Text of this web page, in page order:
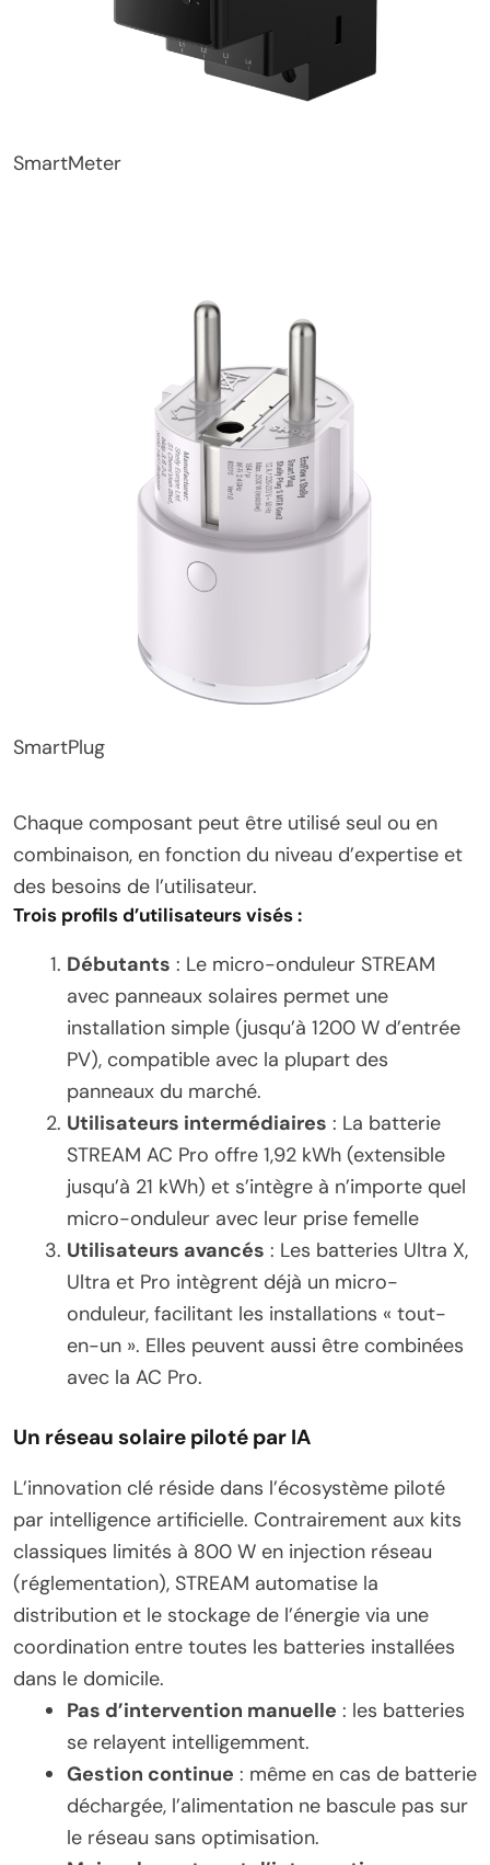
SmartMeter
SmartPlug
Chaque composant peut être utilisé seul ou en
combinaison, en fonction du niveau d’expertise et
des besoins de l’utilisateur.
Trois profils d’utilisateurs visés :
Débutants : Le micro-onduleur STREAM
avec panneaux solaires permet une
installation simple (jusqu’à 1200 W d’entrée
PV), compatible avec la plupart des
panneaux du marché.
Utilisateurs intermédiaires : La batterie
STREAM AC Pro offre 1,92 kWh (extensible
jusqu’à 21 kWh) et s’intègre à n’importe quel
micro-onduleur avec leur prise femelle
Utilisateurs avancés : Les batteries Ultra X,
Ultra et Pro intègrent déjà un micro-
onduleur, facilitant les installations « tout-
en-un ». Elles peuvent aussi être combinées
avec la AC Pro.
Un réseau solaire piloté par IA
L’innovation clé réside dans l’écosystème piloté
par intelligence artificielle. Contrairement aux kits
classiques limités à 800 W en injection réseau
(réglementation), STREAM automatise la
distribution et le stockage de l’énergie via une
coordination entre toutes les batteries installées
dans le domicile.
Pas d’intervention manuelle : les batteries
se relayent intelligemment.
Gestion continue : même en cas de batterie
déchargée, l’alimentation ne bascule pas sur
le réseau sans optimisation.